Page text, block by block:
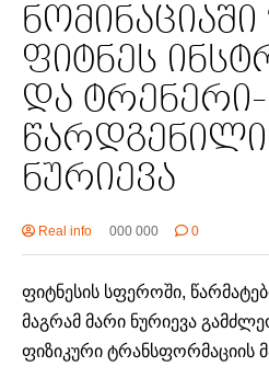
ფიტნეს
და ტრენერი-
ნურიევა
Real info 000 000 0
ფიტნესის სფეროში,
მაგრამ მარი ნურიევა
ფიზიკური ტრანსფორმაციის